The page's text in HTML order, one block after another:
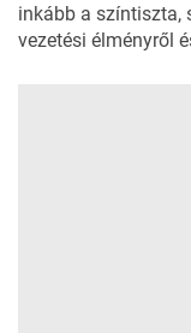
inkább a színtiszta,
vezetési élményről